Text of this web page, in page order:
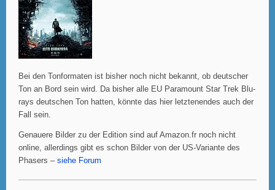
Bei den Tonformaten ist bisher noch nicht bekannt, ob deutscher
Ton an Bord sein wird. Da bisher alle EU Paramount Star Trek Blu-
rays deutschen Ton hatten, könnte das hier letztenendes auch der
Fall sein.
Genauere Bilder zu der Edition sind auf Amazon.fr noch nicht
online, allerdings gibt es schon Bilder von der US-Variante des
Phasers – siehe Forum